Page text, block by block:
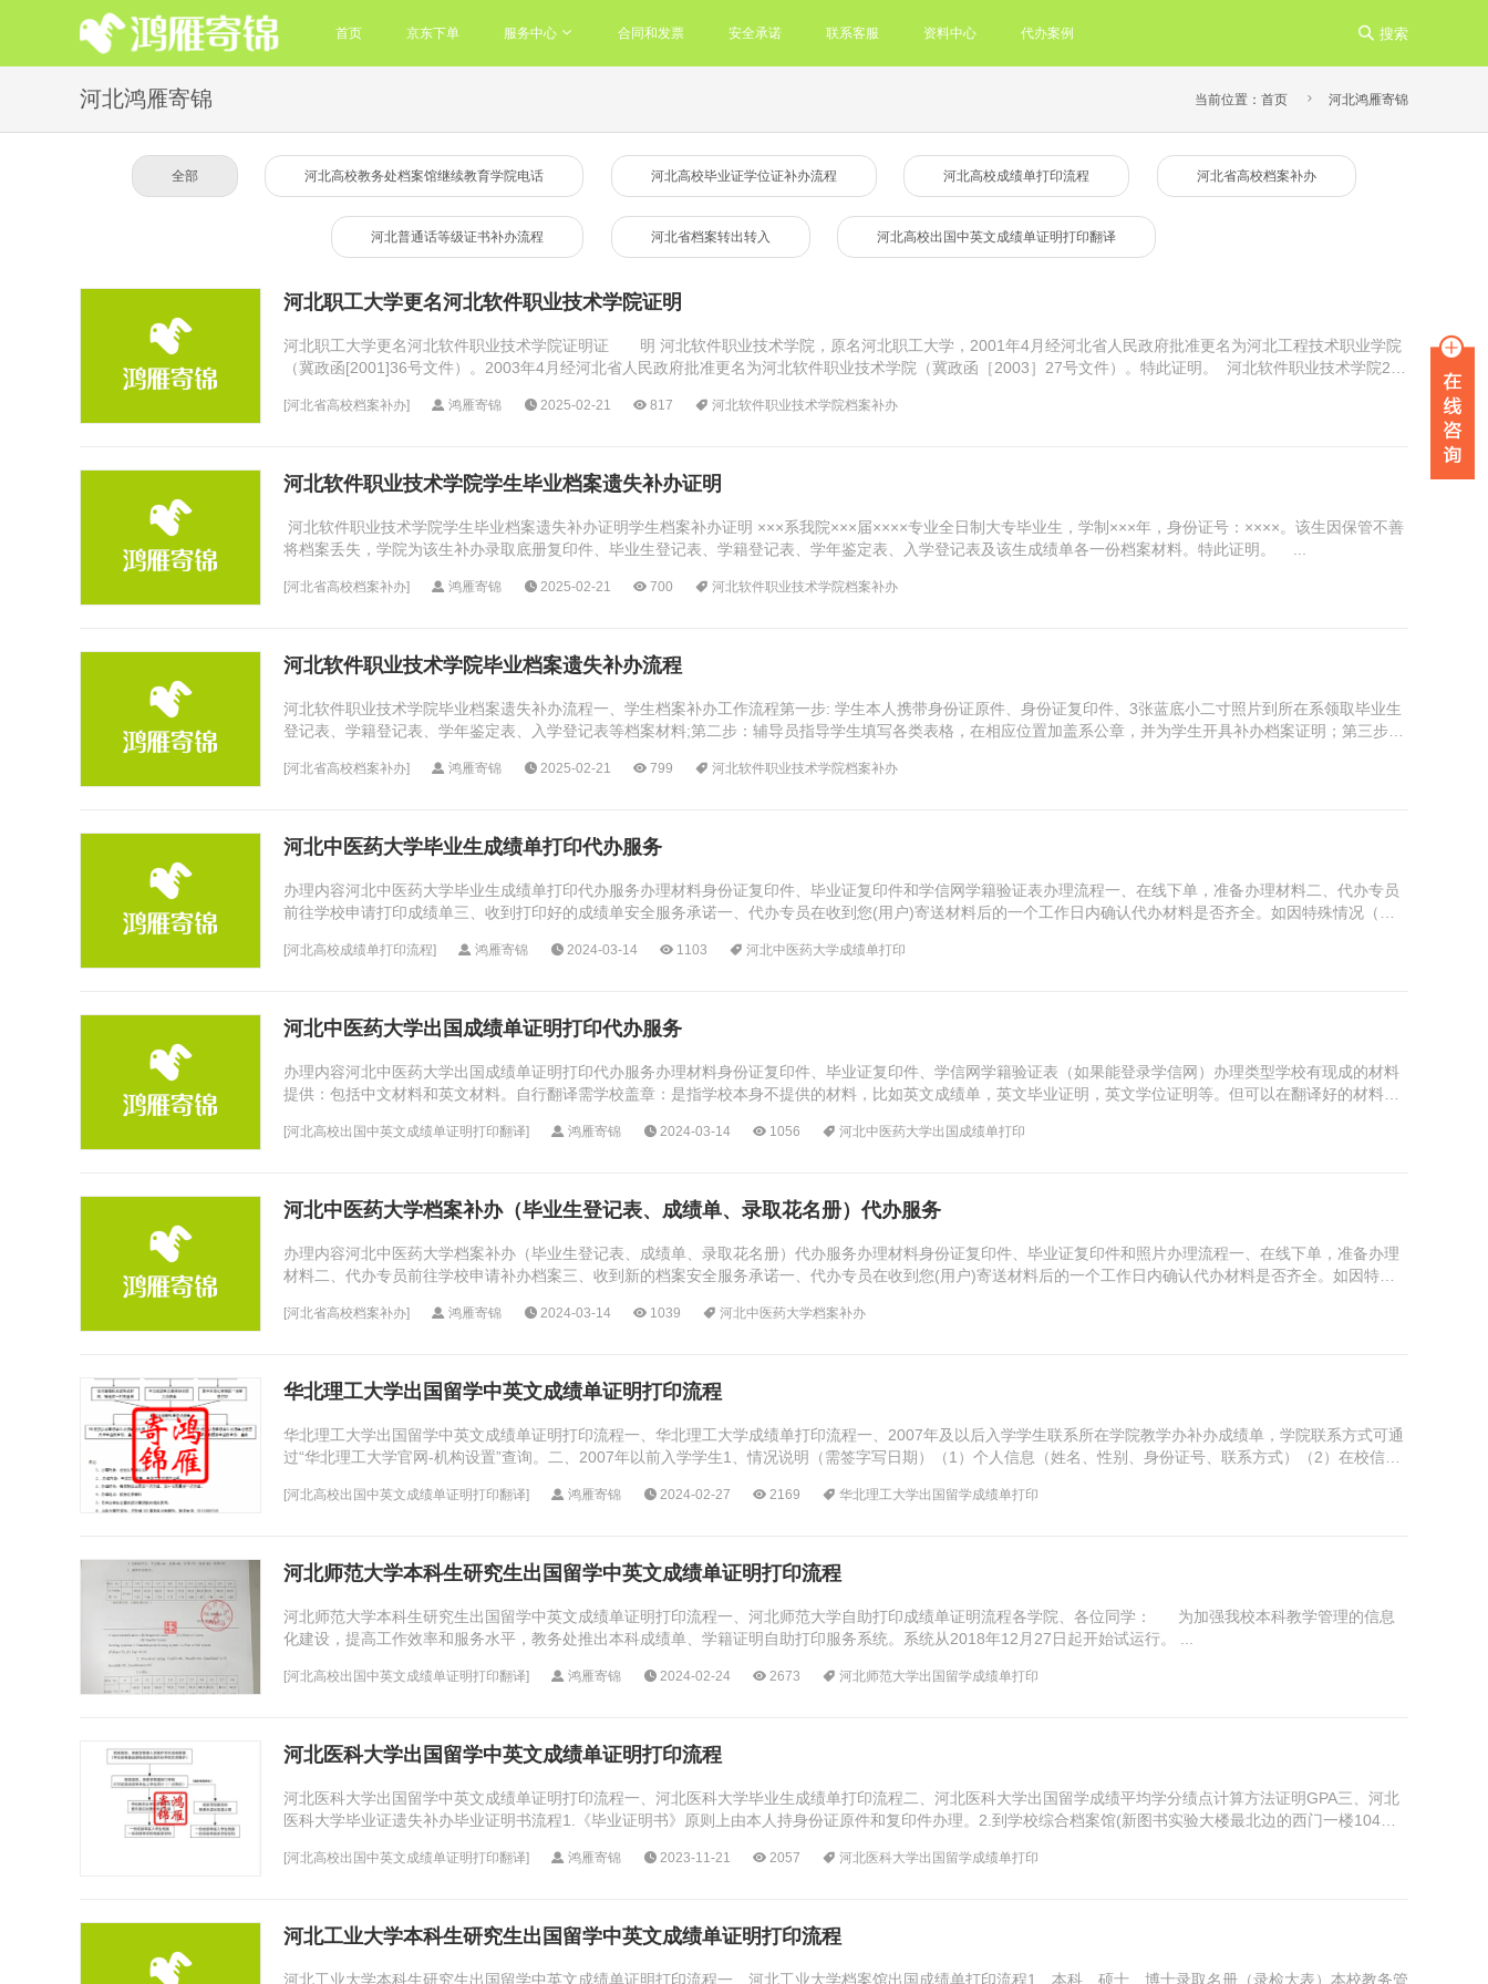
首页 京东下单 服务中心 合同和发票 安全承诺 联系客服 资料中心 代办案例  搜索
河北鸿雁寄锦 当前位置： 首页  河北鸿雁寄锦
全部 河北高校教务处档案馆继续教育学院电话 河北高校毕业证学位证补办流程 河北高校成绩单打印流程 河北省高校档案补办
河北普通话等级证书补办流程 河北省档案转出转入 河北高校出国中英文成绩单证明打印翻译
河北职工大学更名河北软件职业技术学院证明
河北职工大学更名河北软件职业技术学院证明证 明 河北软件职业技术学院，原名河北职工大学，2001年4月经河北省人民政府批准更名为河北工程技术职业学院
（冀政函[2001]36号文件）。2003年4月经河北省人民政府批准更名为河北软件职业技术学院（冀政函［2003］27号文件）。特此证明。 河北软件职业技术学院201
[河北省高校档案补办] 鸿雁寄锦 2025-02-21 817 河北软件职业技术学院档案补办
河北软件职业技术学院学生毕业档案遗失补办证明
河北软件职业技术学院学生毕业档案遗失补办证明学生档案补办证明 ×××系我院×××届××××专业全日制大专毕业生，学制×××年，身份证号：××××。该生因保管不善
将档案丢失，学院为该生补办录取底册复印件、毕业生登记表、学籍登记表、学年鉴定表、入学登记表及该生成绩单各一份档案材料。特此证明。 ...
[河北省高校档案补办] 鸿雁寄锦 2025-02-21 700 河北软件职业技术学院档案补办
河北软件职业技术学院毕业档案遗失补办流程
河北软件职业技术学院毕业档案遗失补办流程一、学生档案补办工作流程第一步: 学生本人携带身份证原件、身份证复印件、3张蓝底小二寸照片到所在系领取毕业生
登记表、学籍登记表、学年鉴定表、入学登记表等档案材料;第二步：辅导员指导学生填写各类表格，在相应位置加盖系公章，并为学生开具补办档案证明；第三步：
[河北省高校档案补办] 鸿雁寄锦 2025-02-21 799 河北软件职业技术学院档案补办
河北中医药大学毕业生成绩单打印代办服务
办理内容河北中医药大学毕业生成绩单打印代办服务办理材料身份证复印件、毕业证复印件和学信网学籍验证表办理流程一、在线下单，准备办理材料二、代办专员
前往学校申请打印成绩单三、收到打印好的成绩单安全服务承诺一、代办专员在收到您(用户)寄送材料后的一个工作日内确认代办材料是否齐全。如因特殊情况（政
[河北高校成绩单打印流程] 鸿雁寄锦 2024-03-14 1103 河北中医药大学成绩单打印
河北中医药大学出国成绩单证明打印代办服务
办理内容河北中医药大学出国成绩单证明打印代办服务办理材料身份证复印件、毕业证复印件、学信网学籍验证表（如果能登录学信网）办理类型学校有现成的材料
提供：包括中文材料和英文材料。自行翻译需学校盖章：是指学校本身不提供的材料，比如英文成绩单，英文毕业证明，英文学位证明等。但可以在翻译好的材料上
[河北高校出国中英文成绩单证明打印翻译] 鸿雁寄锦 2024-03-14 1056 河北中医药大学出国成绩单打印
河北中医药大学档案补办（毕业生登记表、成绩单、录取花名册）代办服务
办理内容河北中医药大学档案补办（毕业生登记表、成绩单、录取花名册）代办服务办理材料身份证复印件、毕业证复印件和照片办理流程一、在线下单，准备办理
材料二、代办专员前往学校申请补办档案三、收到新的档案安全服务承诺一、代办专员在收到您(用户)寄送材料后的一个工作日内确认代办材料是否齐全。如因特殊
[河北省高校档案补办] 鸿雁寄锦 2024-03-14 1039 河北中医药大学档案补办
华北理工大学出国留学中英文成绩单证明打印流程
华北理工大学出国留学中英文成绩单证明打印流程一、华北理工大学成绩单打印流程一、2007年及以后入学学生联系所在学院教学办补办成绩单，学院联系方式可通
过“华北理工大学官网-机构设置”查询。二、2007年以前入学学生1、情况说明（需签字写日期）（1）个人信息（姓名、性别、身份证号、联系方式）（2）在校信息
[河北高校出国中英文成绩单证明打印翻译] 鸿雁寄锦 2024-02-27 2169 华北理工大学出国留学成绩单打印
河北师范大学本科生研究生出国留学中英文成绩单证明打印流程
河北师范大学本科生研究生出国留学中英文成绩单证明打印流程一、河北师范大学自助打印成绩单证明流程各学院、各位同学： 为加强我校本科教学管理的信息
化建设，提高工作效率和服务水平，教务处推出本科成绩单、学籍证明自助打印服务系统。系统从2018年12月27日起开始试运行。 ...
[河北高校出国中英文成绩单证明打印翻译] 鸿雁寄锦 2024-02-24 2673 河北师范大学出国留学成绩单打印
河北医科大学出国留学中英文成绩单证明打印流程
河北医科大学出国留学中英文成绩单证明打印流程一、河北医科大学毕业生成绩单打印流程二、河北医科大学出国留学成绩平均学分绩点计算方法证明GPA三、河北
医科大学毕业证遗失补办毕业证明书流程1.《毕业证明书》原则上由本人持身份证原件和复印件办理。2.到学校综合档案馆(新图书实验大楼最北边的西门一楼104房
[河北高校出国中英文成绩单证明打印翻译] 鸿雁寄锦 2023-11-21 2057 河北医科大学出国留学成绩单打印
河北工业大学本科生研究生出国留学中英文成绩单证明打印流程
河北工业大学本科生研究生出国留学中英文成绩单证明打印流程一、河北工业大学档案馆出国成绩单打印流程1、本科、硕士、博士录取名册（录检大表）本校教务管